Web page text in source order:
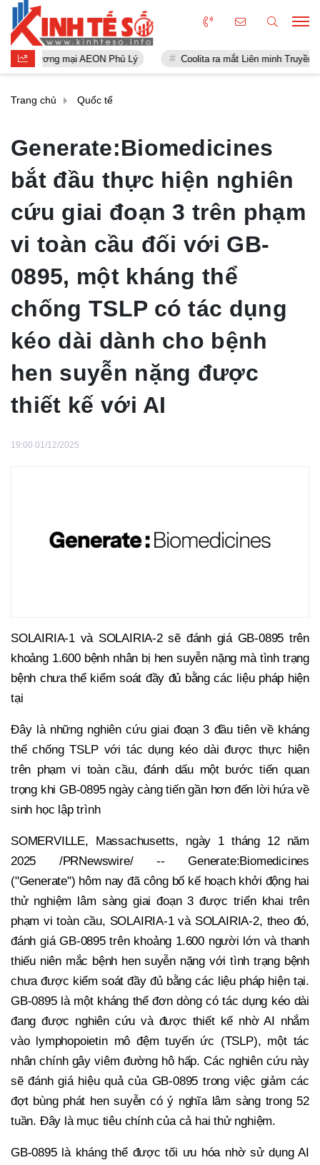
mại AEON Phủ Lý Coolita ra mắt Liên minh Truyền thông
Trang chủ Quốc tế
Generate:Biomedicines
bắt đầu thực hiện nghiên
cứu giai đoạn 3 trên phạm
vi toàn cầu đối với GB-
0895, một kháng thể
chống TSLP có tác dụng
kéo dài dành cho bệnh
hen suyễn nặng được
thiết kế với AI
19:00 01/12/2025
SOLAIRIA-1 và SOLAIRIA-2 sẽ đánh giá GB-0895 trên
khoảng 1.600 bệnh nhân bị hen suyễn nặng mà tình trạng
bệnh chưa thể kiểm soát đầy đủ bằng các liệu pháp hiện
tại
Đây là những nghiên cứu giai đoạn 3 đầu tiên về kháng
thể chống TSLP với tác dụng kéo dài được thực hiện
trên phạm vi toàn cầu, đánh dấu một bước tiến quan
trọng khi GB-0895 ngày càng tiến gần hơn đến lời hứa về
sinh học lập trình
SOMERVILLE, Massachusetts, ngày 1 tháng 12 năm
2025 /PRNewswire/ -- Generate:Biomedicines
("Generate") hôm nay đã công bố kế hoạch khởi động hai
thử nghiệm lâm sàng giai đoạn 3 được triển khai trên
phạm vi toàn cầu, SOLAIRIA-1 và SOLAIRIA-2, theo đó,
đánh giá GB-0895 trên khoảng 1.600 người lớn và thanh
thiếu niên mắc bệnh hen suyễn nặng với tình trạng bệnh
chưa được kiểm soát đầy đủ bằng các liệu pháp hiện tại.
GB-0895 là một kháng thể đơn dòng có tác dụng kéo dài
đang được nghiên cứu và được thiết kế nhờ AI nhắm
vào lymphopoietin mô đệm tuyến ức (TSLP), một tác
nhân chính gây viêm đường hô hấp. Các nghiên cứu này
sẽ đánh giá hiệu quả của GB-0895 trong việc giảm các
đợt bùng phát hen suyễn có ý nghĩa lâm sàng trong 52
tuần. Đây là mục tiêu chính của cả hai thử nghiệm.
GB-0895 là kháng thể được tối ưu hóa nhờ sử dụng AI